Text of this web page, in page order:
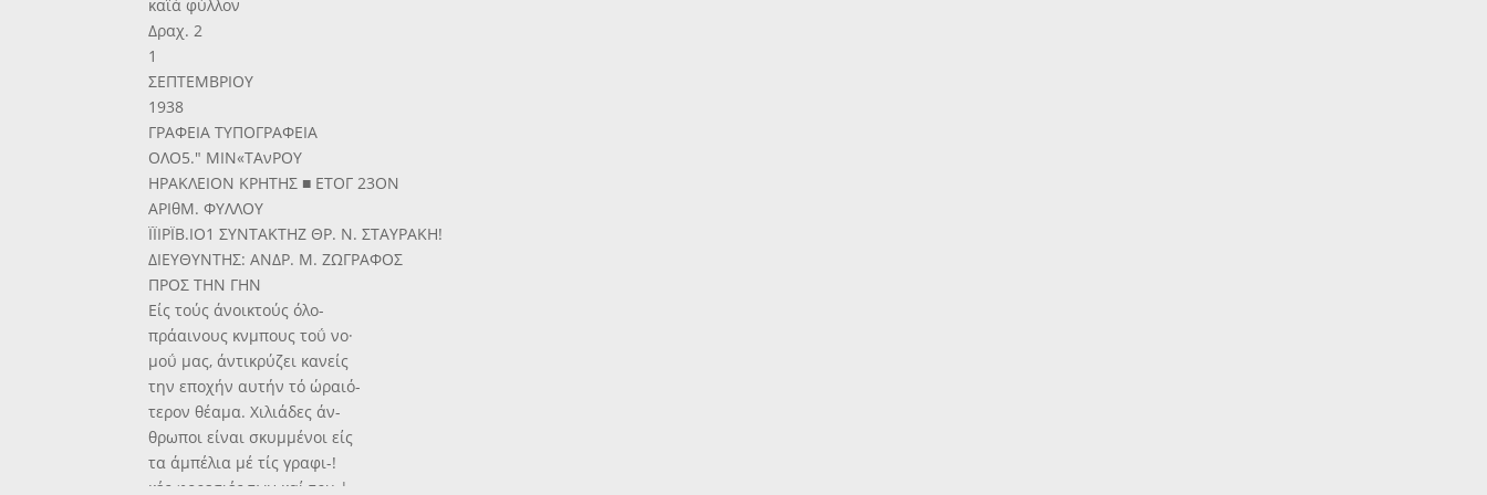
καΐά φύλλον
Δραχ. 2
1
ΣΕΠΤΕΜΒΡΙΟΥ
1938
ΓΡΑΦΕΙΑ ΤΥΠΟΓΡΑΦΕΙΑ
ΟΛΟ5." ΜΙΝ«ΤΑνΡΟΥ
ΗΡΑΚΛΕΙΟΝ ΚΡΗΤΗΣ ■ ΕΤΟΓ 23ΟΝ
ΑΡΙθΜ. ΦΥΛΛΟΥ
ΪΪΙΡΪΒ.ΙΟ1 ΣΥΝΤΑΚΤΗΖ ΘΡ. Ν. ΣΤΑΥΡΑΚΗ!
ΔΙΕΥΘΥΝΤΗΣ: ΑΝΔΡ. Μ. ΖΩΓΡΑΦΟΣ
ΠΡΟΣ ΤΗΝ ΓΗΝ
Είς τούς άνοικτούς όλο-
πράαινους κνμπους τοΰ νο·
μοΰ μας, άντικρύζει κανείς
την εποχήν αυτήν τό ώραιό-
τερον θέαμα. Χιλιάδες άν-
θρωποι είναι σκυμμένοι είς
τα άμπέλια μέ τίς γραφι-!
κές φορεσιές των καί τρυ·|